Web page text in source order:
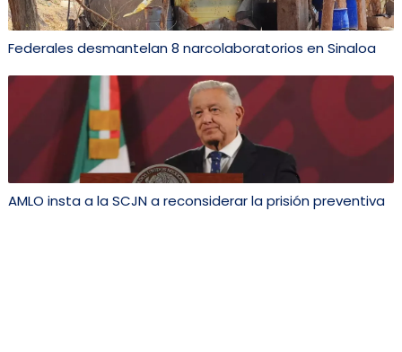
Federales desmantelan 8 narcolaboratorios en Sinaloa
AMLO insta a la SCJN a reconsiderar la prisión preventiva